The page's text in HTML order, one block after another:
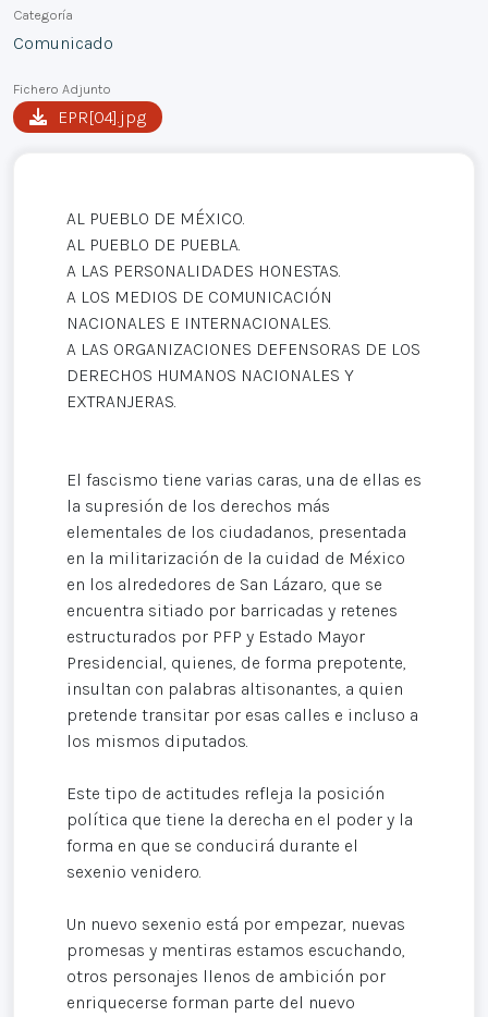
Categoría
Comunicado
Fichero Adjunto
EPR[04].jpg
AL PUEBLO DE MÉXICO.
AL PUEBLO DE PUEBLA.
A LAS PERSONALIDADES HONESTAS.
A LOS MEDIOS DE COMUNICACIÓN
NACIONALES E INTERNACIONALES.
A LAS ORGANIZACIONES DEFENSORAS DE LOS
DERECHOS HUMANOS NACIONALES Y
EXTRANJERAS.
El fascismo tiene varias caras, una de ellas es
la supresión de los derechos más
elementales de los ciudadanos, presentada
en la militarización de la cuidad de México
en los alrededores de San Lázaro, que se
encuentra sitiado por barricadas y retenes
estructurados por PFP y Estado Mayor
Presidencial, quienes, de forma prepotente,
insultan con palabras altisonantes, a quien
pretende transitar por esas calles e incluso a
los mismos diputados.
Este tipo de actitudes refleja la posición
política que tiene la derecha en el poder y la
forma en que se conducirá durante el
sexenio venidero.
Un nuevo sexenio está por empezar, nuevas
promesas y mentiras estamos escuchando,
otros personajes llenos de ambición por
enriquecerse forman parte del nuevo